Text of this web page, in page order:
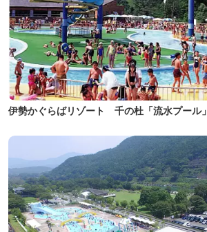
伊勢かぐらばリゾート 千の杜「流水プール」